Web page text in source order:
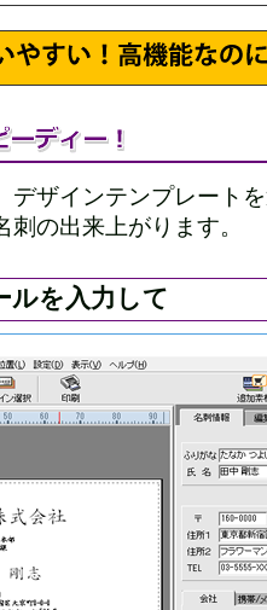
デザインテンプレート
の出来上がります。
ルを入力して